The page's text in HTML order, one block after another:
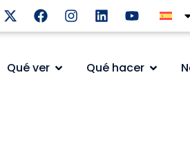
Qué ver Qué hacer